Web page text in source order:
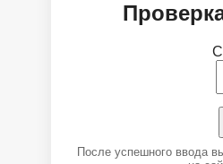
После успешного ввода